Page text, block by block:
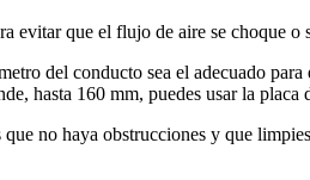
evitar que el flujo de aire se choque o
del conducto sea el adecuado
hasta 160 mm, puedes usar la placa
que no haya obstrucciones y que